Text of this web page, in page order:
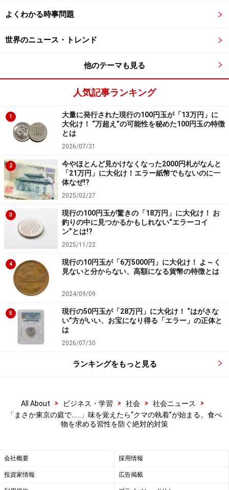
人間が出す生ゴミのように高栄養で高カロリーの食べ物
を容易に得られることを学習すれば、山のドングリが豊
水田に実る稲（コメ）も、以前はクマが食害する事例は
数えるほどしかなかったが、2025年の東北地方では水田
の稲だけでなく、収穫され、精米されたコメがクマに食
害されるといった事例があった。味を憶えてしまえば、
誘引物になってしまう典型的な事例であろう。
なぜ、クマは水田の中の稲を食べたのであろうか。最初
のきっかけはわからないが、こういった状況に至る背景
には、東北地方にまだシカやイノシシが少ないことも影
響の1つだろう。シカやイノシシによる農業被害が少な
い地域では、電気柵で水田への侵入を防ぐという意識が
低いのだと思われる。
シカ対策がクマに有用な可能性も
2025年の東北地方のある事例では、わなにかかったシカ
をクマが食べるために持ち去る様子が撮影された。その
シカを捕獲するためのわなは、水田でのシカによる被害
対策として設置されたものであった。
この農家は水田の近くでシカを獲れば稲の被害が防げる
物被害が多い関東以西では、わなでシカを獲る程度では
農作物の被害はなくならないことを、どの農家もよく知
シカによる農作物被害をなくすためには、電気柵で畑を
囲わなければならない。つまり、もし水田に電気柵が張
ってあったら、クマは稲（コメ）の味を知ることはなか
よくわかる時事問題
世界のニュース・トレンド
他のテーマも見る
人気記事ランキング
1
大量に発行された現行の100円玉が「13万円」に
大化け！ “万超え”の可能性を秘めた100円玉の特徴
とは
2026/07/31
2
今やほとんど見かけなくなった2000円札がなんと
「21万円」に大化け！エラー紙幣でもないのに一
体なぜ!?
2025/02/27
3
現行の100円玉が驚きの「18万円」に大化け！ お
釣りの中に見つかるかもしれない“エラーコイ
ン”とは!?
2025/11/22
4
現行の10円玉が「6万5000円」に大化け！ よ～く
見ないと分からない、高額になる貨幣の特徴とは
2024/09/09
5
現行の50円玉が「28万円」に大化け！ “はがさな
い”方がいい、お宝になり得る「エラー」の正体と
は
2026/07/30
ランキングをもっと見る
All About > ビジネス・学習 > 社会 > 社会ニュース
>
「まさか東京の庭で……」味を覚えたら“クマの執着”が始まる。食べ
物を求める習性を防ぐ絶対的対策
会社概要 採用情報
投資家情報 広告掲載